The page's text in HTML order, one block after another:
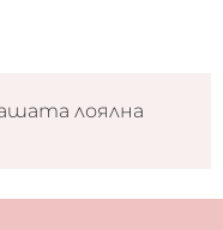
лоялна